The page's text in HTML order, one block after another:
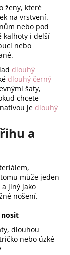
ženy, které
na vrstvení.
nebo pod
kalhoty i delší
nebo
dlouhý
dlouhý černý
šaty,
chcete
je dlouhý
a
může jeden
jiný jako
nošení.
nosit
dlouhou
nebo úzké